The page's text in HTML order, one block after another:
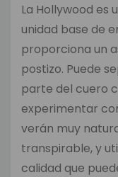
La Hollywood es
unidad base de
proporciona un
postizo. Puede
parte del cuero
experimentar
verán muy
transpirable, y
calidad que